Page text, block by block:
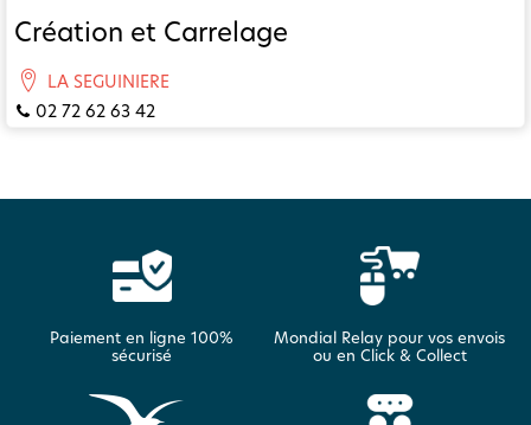
Création et Carrelage
LA SEGUINIERE
02 72 62 63 42
Paiement en ligne 100%
sécurisé
Mondial Relay pour vos envois
ou en Click & Collect